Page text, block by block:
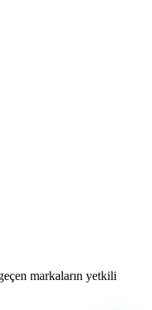
markaların yetkili